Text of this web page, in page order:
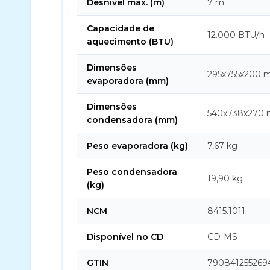
Desnível máx. (m) 7 m
Capacidade de
aquecimento (BTU)
12.000 BTU/h
Dimensões
evaporadora (mm)
295x755x200
Dimensões
condensadora (mm)
540x738x270
Peso evaporadora (kg) 7,67 kg
Peso condensadora
(kg)
19,90 kg
NCM 8415.1011
Disponível no CD CD-MS
GTIN